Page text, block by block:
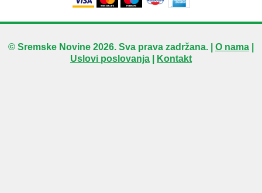
© Sremske Novine 2026. Sva prava zadržana. | O nama
Uslovi poslovanja
Kontakt